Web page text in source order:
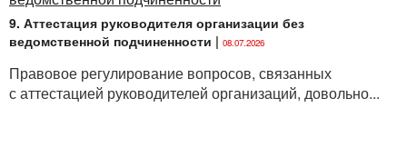
9. Аттестация руководителя организации без
ведомственной подчиненности | 08.07.2026
Правовое регулирование вопросов, связанных
с аттестацией руководителей организаций, довольно...